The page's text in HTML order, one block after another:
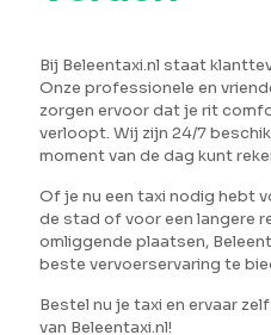
Bij Beleentaxi.nl staat
Onze professionele en
zorgen ervoor dat je rit
verloopt. Wij zijn 24/7
moment van de dag kunt
Of je nu een taxi nodig hebt
de stad of voor een langere
omliggende plaatsen,
beste vervoerservaring te
Bestel nu je taxi en ervaar
van Beleentaxi.nl!